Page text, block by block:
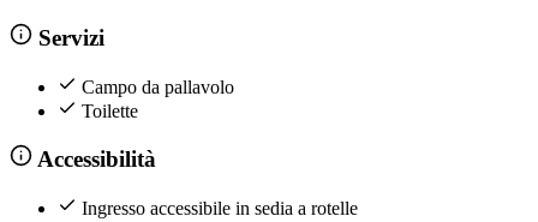
Servizi
Campo da pallavolo
Toilette
Accessibilità
Ingresso accessibile in sedia a rotelle